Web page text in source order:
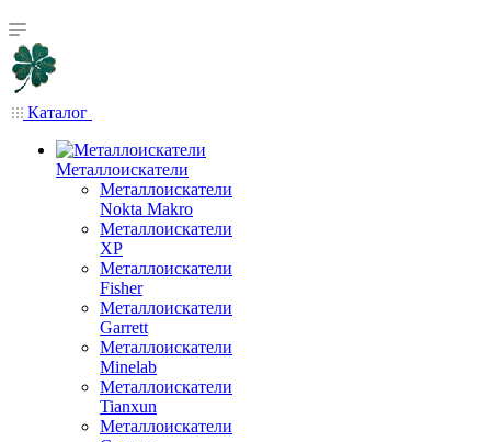
Каталог
Металлоискатели
Металлоискатели
Nokta Makro
Металлоискатели
XP
Металлоискатели
Fisher
Металлоискатели
Garrett
Металлоискатели
Minelab
Металлоискатели
Tianxun
Металлоискатели